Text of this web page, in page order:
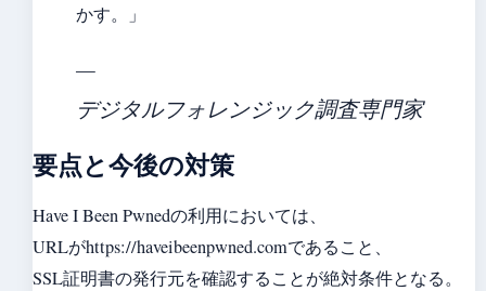
かす。」
—
デジタルフォレンジック調査専門家
要点と今後の対策
Have I Been Pwnedの利用においては、
URLがhttps://haveibeenpwned.comであること、
SSL証明書の発行元を確認することが絶対条件となる。